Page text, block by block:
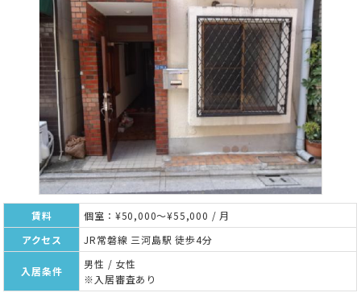
賃料
個室：¥50,000～¥55,000 / 月
アクセス
JR常磐線 三河島駅 徒歩4分
入居条件
男性 / 女性
※入居審査あり